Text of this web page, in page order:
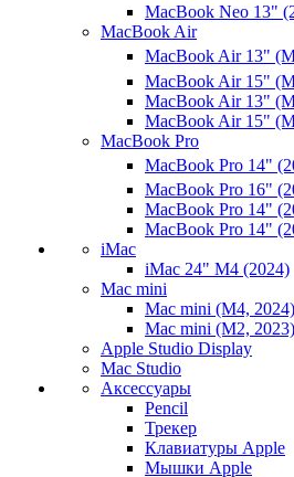
MacBook Neo 13"
MacBook Air
MacBook Air 13"
MacBook Air 15"
MacBook Air 13"
MacBook Air 15"
MacBook Pro
MacBook Pro 14"
MacBook Pro 16"
MacBook Pro 14"
MacBook Pro 14"
iMac
iMac 24" M4 (2024)
Mac mini
Mac mini (M4, 2024)
Mac mini (M2, 2023)
Apple Studio Display
Mac Studio
Аксессуары
Pencil
Трекер
Клавиатуры Apple
Мышки Apple